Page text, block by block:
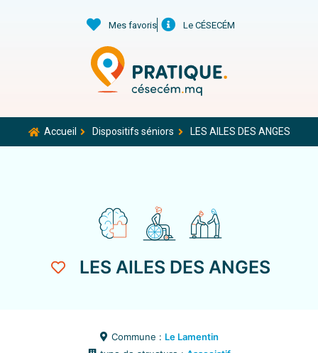
Mes favoris Le CÉSECÉM
Accueil Dispositifs séniors LES AILES DES ANGES
LES AILES DES ANGES
Commune : Le Lamentin